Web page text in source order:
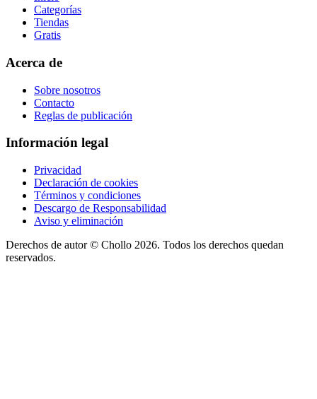
Categorías
Tiendas
Gratis
Acerca de
Sobre nosotros
Contacto
Reglas de publicación
Información legal
Privacidad
Declaración de cookies
Términos y condiciones
Descargo de Responsabilidad
Aviso y eliminación
Derechos de autor © Chollo 2026. Todos los derechos quedan
reservados.